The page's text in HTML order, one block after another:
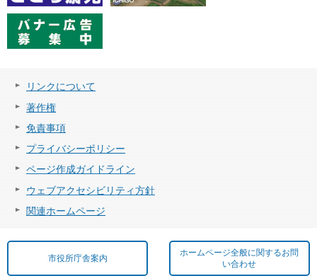
リンクについて
著作権
免責事項
プライバシーポリシー
ページ作成ガイドライン
ウェブアクセシビリティ方針
関連ホームページ
市役所庁舎案内
ホームページ全般に関するお問
い合わせ